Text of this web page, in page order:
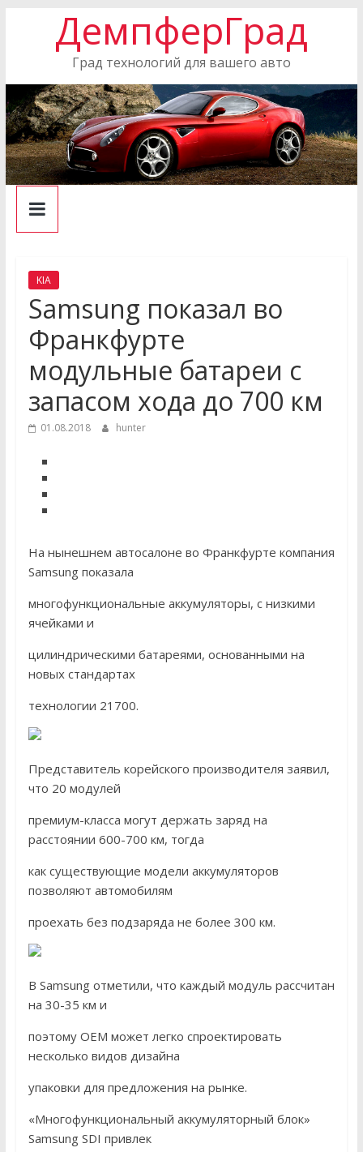
ДемпферГрад
Град технологий для вашего авто
KIA
Samsung показал во
Франкфурте
модульные батареи с
запасом хода до 700 км
01.08.2018 hunter
На нынешнем автосалоне во Франкфурте компания
Samsung показала
многофункциональные аккумуляторы, с низкими
ячейками и
цилиндрическими батареями, основанными на
новых стандартах
технологии 21700.
Представитель корейского производителя заявил,
что 20 модулей
премиум-класса могут держать заряд на
расстоянии 600-700 км, тогда
как существующие модели аккумуляторов
позволяют автомобилям
проехать без подзаряда не более 300 км.
В Samsung отметили, что каждый модуль рассчитан
на 30-35 км и
поэтому OEM может легко спроектировать
несколько видов дизайна
упаковки для предложения на рынке.
«Многофункциональный аккумуляторный блок»
Samsung SDI привлек